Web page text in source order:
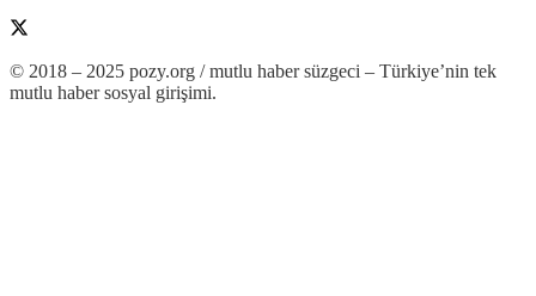
© 2018 – 2025 pozy.org / mutlu haber süzgeci – Türkiye’nin tek
mutlu haber sosyal girişimi.